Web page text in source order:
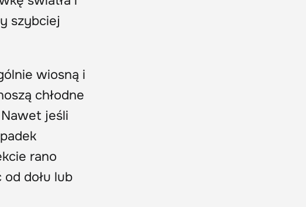
szybciej
wiosną i
chłodne
jeśli
rano
dołu lub